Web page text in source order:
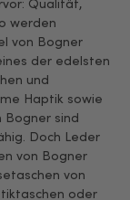
werden
von Bogner
der edelsten
und
Haptik sowie
sind
Doch Leder
von Bogner
von
oder